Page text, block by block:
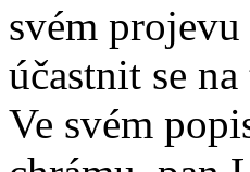
svém
účastnit se
Ve svém